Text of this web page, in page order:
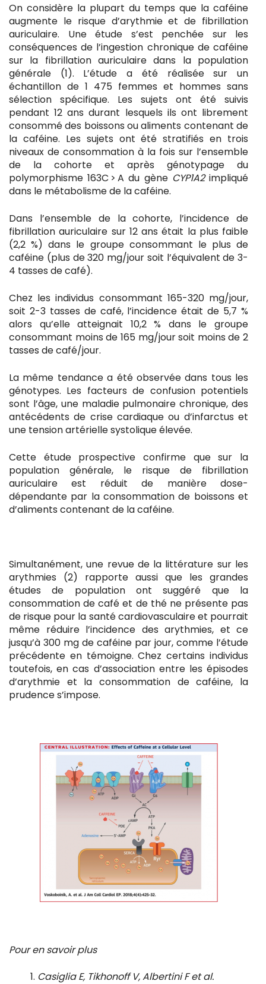
On considère la plupart du temps que la caféine
augmente le risque d’arythmie et de fibrillation
auriculaire. Une étude s’est penchée sur les
conséquences de l’ingestion chronique de caféine
sur la fibrillation auriculaire dans la population
générale (1). L’étude a été réalisée sur un
échantillon de 1 475 femmes et hommes sans
sélection spécifique. Les sujets ont été suivis
pendant 12 ans durant lesquels ils ont librement
consommé des boissons ou aliments contenant de
la caféine. Les sujets ont été stratifiés en trois
niveaux de consommation à la fois sur l’ensemble
de la cohorte et après génotypage du
polymorphisme 163C > A du gène CYP1A2impliqué
dans le métabolisme de la caféine.
Dans l’ensemble de la cohorte, l’incidence de
fibrillation auriculaire sur 12 ans était la plus faible
(2,2 %) dans le groupe consommant le plus de
caféine (plus de 320 mg/jour soit l’équivalent de 3-
4 tasses de café).
Chez les individus consommant 165-320 mg/jour,
soit 2-3 tasses de café, l’incidence était de 5,7 %
alors qu’elle atteignait 10,2 % dans le groupe
consommant moins de 165 mg/jour soit moins de 2
tasses de café/jour.
La même tendance a été observée dans tous les
génotypes. Les facteurs de confusion potentiels
sont l’âge, une maladie pulmonaire chronique, des
antécédents de crise cardiaque ou d’infarctus et
une tension artérielle systolique élevée.
Cette étude prospective confirme que sur la
population générale, le risque de fibrillation
auriculaire est réduit de manière dose-
dépendante par la consommation de boissons et
d’aliments contenant de la caféine.
Simultanément, une revue de la littérature sur les
arythmies (2) rapporte aussi que les grandes
études de population ont suggéré que la
consommation de café et de thé ne présente pas
de risque pour la santé cardiovasculaire et pourrait
même réduire l’incidence des arythmies, et ce
jusqu’à 300 mg de caféine par jour, comme l’étude
précédente en témoigne. Chez certains individus
toutefois, en cas d’association entre les épisodes
d’arythmie et la consommation de caféine, la
prudence s’impose.
Pour en savoir plus
Casiglia E, Tikhonoff V, Albertini F et al.